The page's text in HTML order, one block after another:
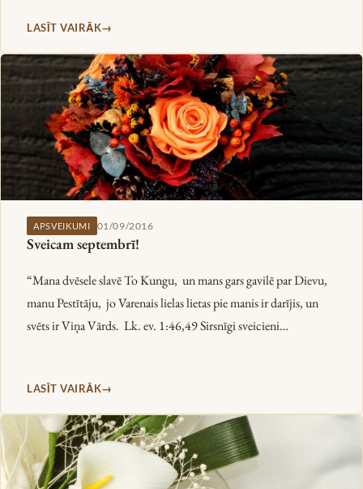
LASĪT VAIRĀK
APSVEIKUMI 01/09/2016
Sveicam septembrī!
“Mana dvēsele slavē To Kungu, un mans gars gavilē par Dievu,
manu Pestītāju, jo Varenais lielas lietas pie manis ir darījis, un
svēts ir Viņa Vārds. Lk. ev. 1:46,49 Sirsnīgi sveicieni…
LASĪT VAIRĀK